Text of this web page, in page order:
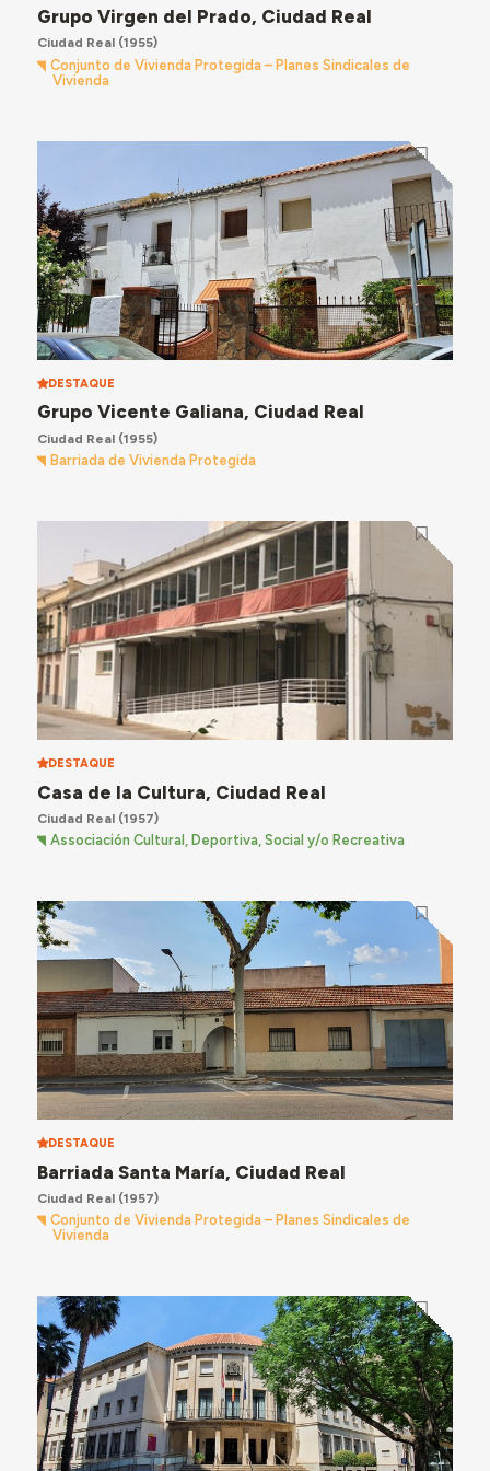
Grupo Virgen del Prado, Ciudad Real
Ciudad Real(1955)
Conjunto de Vivienda Protegida – Planes Sindicales de
Vivienda
DESTAQUE
Grupo Vicente Galiana, Ciudad Real
Ciudad Real(1955)
Barriada de Vivienda Protegida
DESTAQUE
Casa de la Cultura, Ciudad Real
Ciudad Real(1957)
Associación Cultural, Deportiva, Social y/o Recreativa
DESTAQUE
Barriada Santa María, Ciudad Real
Ciudad Real(1957)
Conjunto de Vivienda Protegida – Planes Sindicales de
Vivienda